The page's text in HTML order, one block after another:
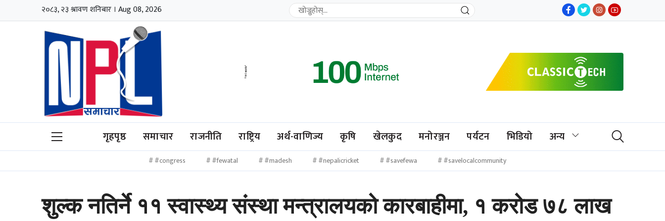
२०८३, २३ श्रावण शनिबार । Aug 08, 2026
गृहपृष्ठ समाचार राजनीति राष्ट्रिय अर्थ-वाणिज्य कृषि खेलकुद मनोरञ्जन पर्यटन भिडियो अन्य
#congress #fewatal #madesh #nepalicricket #savefewa #savelocalcommunity
शुल्क नतिर्ने ११ स्वास्थ्य संस्था मन्त्रालयको कारबाहीमा, १ करोड ७८ लाख